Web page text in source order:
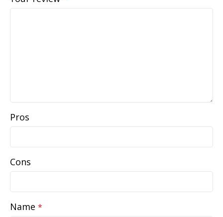
Pros
Cons
Name *